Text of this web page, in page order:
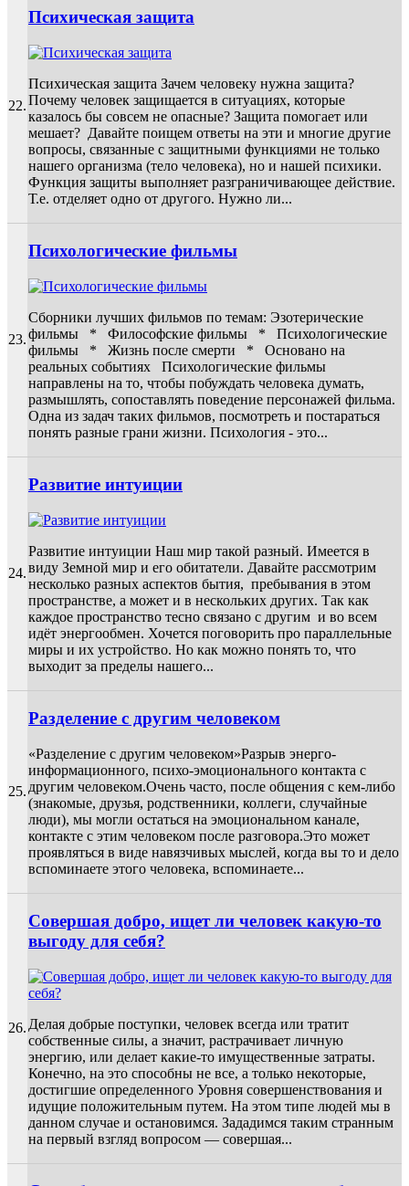
22.
Психическая защита
Психическая защита Зачем человеку нужна защита?
Почему человек защищается в ситуациях, которые
казалось бы совсем не опасные? Защита помогает или
мешает? Давайте поищем ответы на эти и многие другие
вопросы, связанные с защитными функциями не только
нашего организма (тело человека), но и нашей психики.
Функция защиты выполняет разграничивающее действие.
Т.е. отделяет одно от другого. Нужно ли...
23.
Психологические фильмы
Сборники лучших фильмов по темам: Эзотерические
фильмы * Философские фильмы * Психологические
фильмы * Жизнь после смерти * Основано на
реальных событиях Психологические фильмы
направлены на то, чтобы побуждать человека думать,
размышлять, сопоставлять поведение персонажей фильма.
Одна из задач таких фильмов, посмотреть и постараться
понять разные грани жизни. Психология - это...
24.
Развитие интуиции
Развитие интуиции Наш мир такой разный. Имеется в
виду Земной мир и его обитатели. Давайте рассмотрим
несколько разных аспектов бытия, пребывания в этом
пространстве, а может и в нескольких других. Так как
каждое пространство тесно связано с другим и во всем
идёт энергообмен. Хочется поговорить про параллельные
миры и их устройство. Но как можно понять то, что
выходит за пределы нашего...
25.
Разделение с другим человеком
«Разделение с другим человеком»Разрыв энерго-
информационного, психо-эмоционального контакта с
другим человеком.Очень часто, после общения с кем-либо
(знакомые, друзья, родственники, коллеги, случайные
люди), мы могли остаться на эмоциональном канале,
контакте с этим человеком после разговора.Это может
проявляться в виде навязчивых мыслей, когда вы то и дело
вспоминаете этого человека, вспоминаете...
26.
Совершая добро, ищет ли человек какую-то
выгоду для себя?
Делая добрые поступки, человек всегда или тратит
собственные силы, а значит, растрачивает личную
энергию, или делает какие-то имущественные затраты.
Конечно, на это способны не все, а только некоторые,
достигшие определенного Уровня совершенствования и
идущие положительным путем. На этом типе людей мы в
данном случае и остановимся. Зададимся таким странным
на первый взгляд вопросом — совершая...